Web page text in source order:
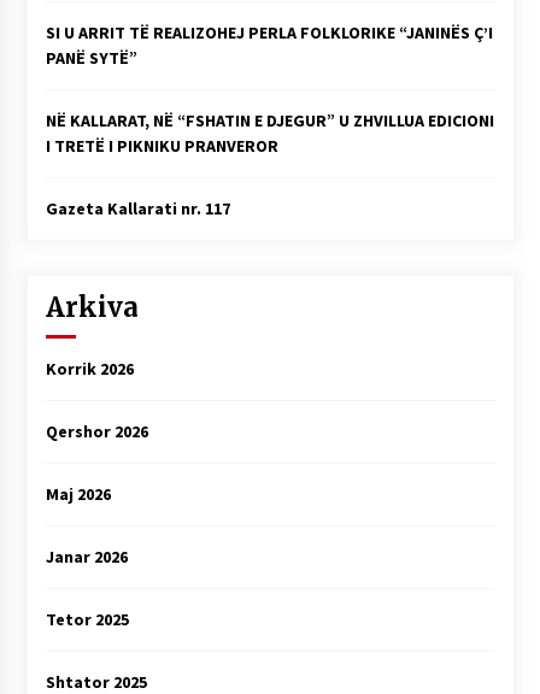
RINDËRTIMIN E VENDIT – NGA ÇIZE XHAFERAJ
22/09/2025
– ËNGJËLL HASIMAJ – “KUJTIMET E MIA PËR
KALLARATIN SI MËSUES I MATEMATIKËS, POR
EDHE SI NJË BANOR I PËRKOHSHËM I TIJ”
SI U ARRIT TË REALIZOHEJ PERLA FOLKLORIKE “JANINËS Ç’I
PANË SYTË”
NË KALLARAT, NË “FSHATIN E DJEGUR” U ZHVILLUA EDICIONI
I TRETË I PIKNIKU PRANVEROR
Gazeta Kallarati nr. 117
Arkiva
Korrik 2026
Qershor 2026
Maj 2026
Janar 2026
Tetor 2025
Shtator 2025